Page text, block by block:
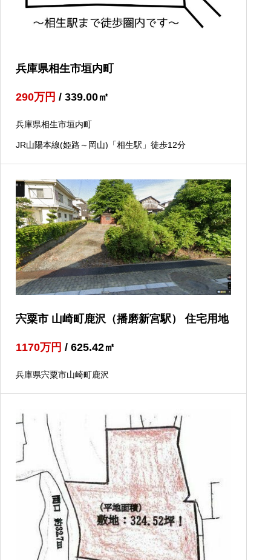
兵庫県相生市垣内町
290万円 / 339.00㎡
兵庫県相生市垣内町
JR山陽本線(姫路～岡山)「相生駅」徒歩12分
宍粟市 山崎町鹿沢（播磨新宮駅） 住宅用地
1170万円 / 625.42㎡
兵庫県宍粟市山崎町鹿沢